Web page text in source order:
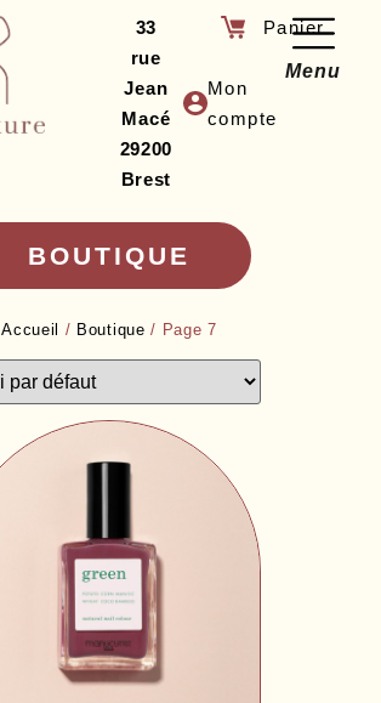
33
rue
Jean
Macé
29200
Brest
Mon
compte
Menu
BOUTIQUE
Accueil / Boutique / Page 7